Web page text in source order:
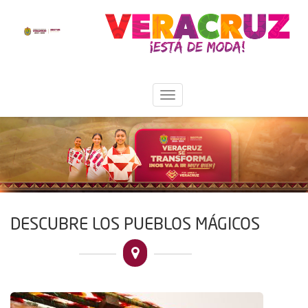
DESCUBRE LOS PUEBLOS MÁGICOS